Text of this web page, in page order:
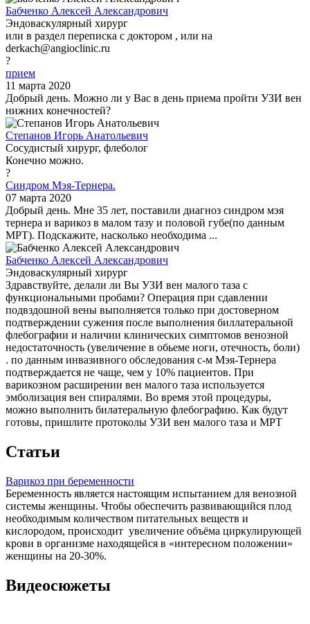
Бабченко Алексей Александрович
Эндоваскулярный хирург
или в раздел переписка с доктором , или на
derkach@angioclinic.ru
?
прием
11 марта 2020
Добрый день. Можно ли у Вас в день приема пройти УЗИ вен
нижних конечностей?
Степанов Игорь Анатольевич
Сосудистый хирург, флеболог
Конечно можно.
?
Синдром Мэя-Тернера.
07 марта 2020
Добрый день. Мне 35 лет, поставили диагноз синдром мэя
тернера и варикоз в малом тазу и половой губе(по данным
МРТ). Подскажите, насколько необходима ...
Бабченко Алексей Александрович
Эндоваскулярный хирург
Здравствуйте, делали ли Вы УЗИ вен малого таза с
функциональными пробами? Операция при сдавлении
подвздошной вены выполняется только при достоверном
подтверждении сужения после выполнения биллатеральной
флебографии и наличии клинических симптомов венозной
недостаточность (увеличение в обьеме ноги, отечность, боли)
. по данным инвазивного обследования с-м Мэя-Тернера
подтверждается не чаще, чем у 10% пациентов. При
варикозном расширении вен малого таза используется
эмболизация вен спиралями. Во время этой процедуры,
можно выполнить билатеральную флебографию. Как будут
готовы, пришлите протоколы УЗИ вен малого таза и МРТ
Статьи
Варикоз при беременности
Беременность является настоящим испытанием для венозной
системы женщины. Чтобы обеспечить развивающийся плод
необходимым количеством питательных веществ и
кислородом, происходит увеличение объёма циркулирующей
крови в организме находящейся в «интересном положении»
женщины на 20-30%.
Видеосюжеты